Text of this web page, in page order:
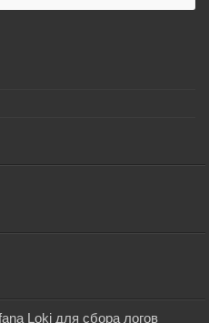
Loki для сбора логов